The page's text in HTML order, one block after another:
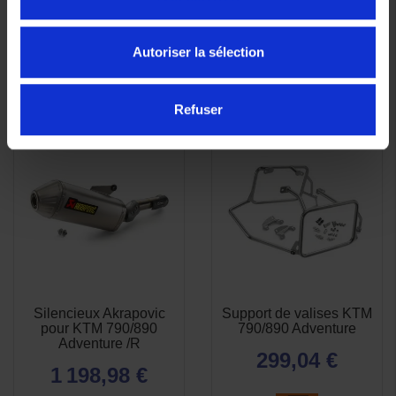
Autoriser la sélection
Refuser
Silencieux Akrapovic
pour KTM 790/890
Adventure /R
1 198,98 €
Support de valises KTM
790/890 Adventure
299,04 €
APERÇU
RAPIDE
APERÇU
RAPIDE